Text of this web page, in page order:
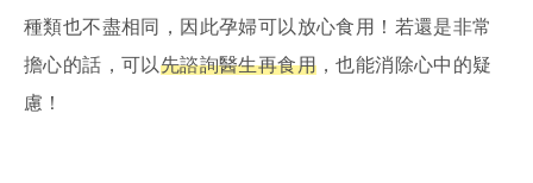
種類也不盡相同，因此孕婦可以放心食用！若還是非常
擔心的話，可以先諮詢醫生再食用 ，也能消除心中的疑
慮！